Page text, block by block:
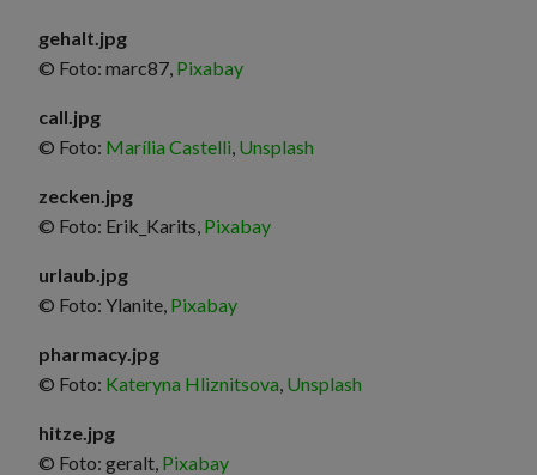
gehalt.jpg
© Foto: marc87, Pixabay
call.jpg
© Foto: Marília Castelli, Unsplash
zecken.jpg
© Foto: Erik_Karits, Pixabay
urlaub.jpg
© Foto: Ylanite, Pixabay
pharmacy.jpg
© Foto: Kateryna Hliznitsova, Unsplash
hitze.jpg
© Foto: geralt, Pixabay